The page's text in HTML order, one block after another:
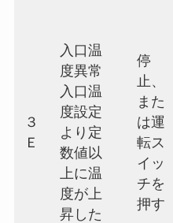
３
Ｅ
入口温
度異常
入口温
度設定
より定
数値以
上に温
度が上
昇した
停
止、
また
は運
転ス
イッ
チを
押す